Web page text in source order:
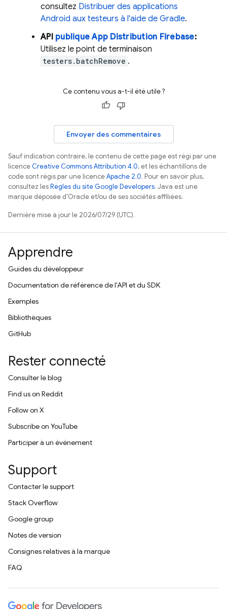
consultez Distribuer des applications
Android aux testeurs à l'aide de Gradle.
API publiqueApp Distribution Firebase:
Utilisez le point de terminaison
testers.batchRemove .
Ce contenu vous a-t-il été utile ?
Envoyer des commentaires
Sauf indication contraire, le contenu de cette page est régi par une
licenceCreative Commons Attribution 4.0, et les échantillons de
code sont régis par une licenceApache 2.0. Pour en savoir plus,
consultez lesRègles du site Google Developers. Java est une
marque déposée d'Oracle et/ou de ses sociétés affiliées.
Dernière mise à jour le 2026/07/29 (UTC).
Apprendre
Guides du développeur
Documentation de référence de l'API et du SDK
Exemples
Bibliothèques
GitHub
Rester connecté
Consulter le blog
Find us on Reddit
Follow on X
Subscribe on YouTube
Participer à un événement
Support
Contacter le support
Stack Overflow
Google group
Notes de version
Consignes relatives à la marque
FAQ